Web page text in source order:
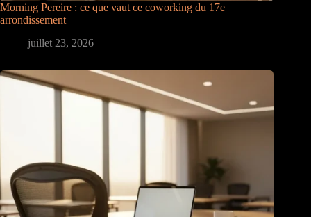
Morning Pereire : ce que vaut ce coworking du 17e
arrondissement
juillet 23, 2026